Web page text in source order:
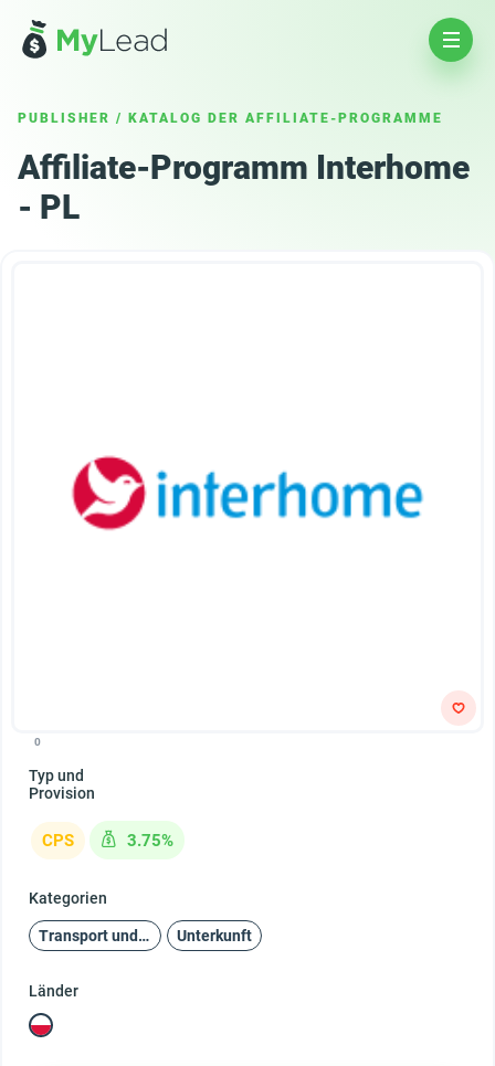
PUBLISHER / KATALOG DER AFFILIATE-PROGRAMME
Affiliate-Programm Interhome
- PL
0
Typ und
Provision
CPS 3.75%
Kategorien
Transport und Reisen Unterkunft
Länder